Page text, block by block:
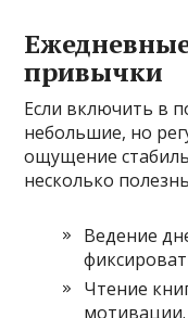
привычки
Если включить в
небольшие, но
ощущение
несколько
Ведение
Чтение
мотивации.